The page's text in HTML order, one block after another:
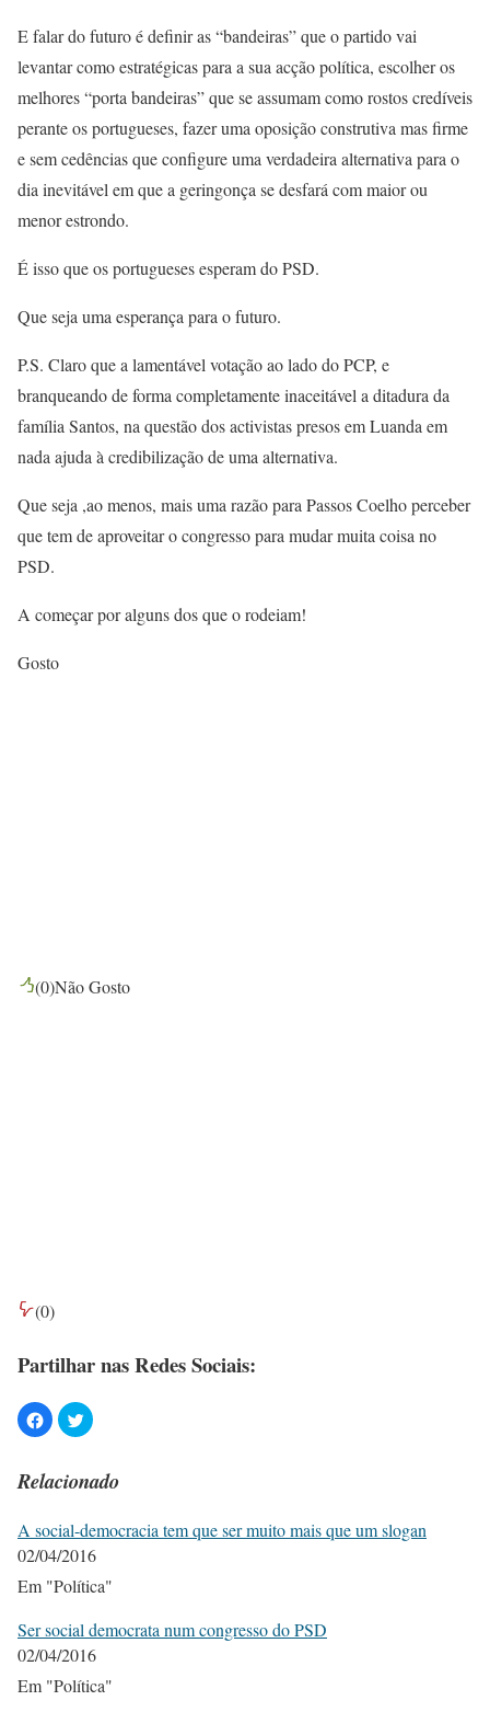
E falar do futuro é definir as “bandeiras” que o partido vai
levantar como estratégicas para a sua acção política, escolher os
melhores “porta bandeiras” que se assumam como rostos credíveis
perante os portugueses, fazer uma oposição construtiva mas firme
e sem cedências que configure uma verdadeira alternativa para o
dia inevitável em que a geringonça se desfará com maior ou
menor estrondo.
É isso que os portugueses esperam do PSD.
Que seja uma esperança para o futuro.
P.S. Claro que a lamentável votação ao lado do PCP, e
branqueando de forma completamente inaceitável a ditadura da
família Santos, na questão dos activistas presos em Luanda em
nada ajuda à credibilização de uma alternativa.
Que seja ,ao menos, mais uma razão para Passos Coelho perceber
que tem de aproveitar o congresso para mudar muita coisa no
PSD.
A começar por alguns dos que o rodeiam!
Gosto
(0)Não Gosto
(0)
Partilhar nas Redes Sociais:
Relacionado
A social-democracia tem que ser muito mais que um slogan
02/04/2016
Em "Política"
Ser social democrata num congresso do PSD
02/04/2016
Em "Política"